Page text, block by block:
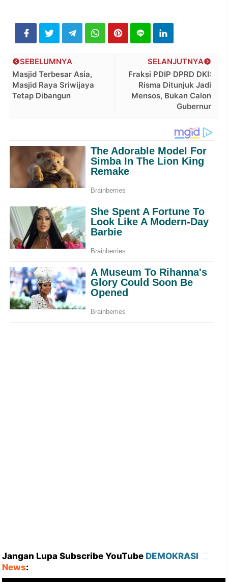
SELANJUTNYA
Fraksi PDIP DPRD DKI:
Risma Ditunjuk Jadi
Mensos, Bukan Calon
Gubernur
SEBELUMNYA
Masjid Terbesar Asia,
Masjid Raya Sriwijaya
Tetap Dibangun
Jangan Lupa Subscribe YouTube DEMOKRASI
News: